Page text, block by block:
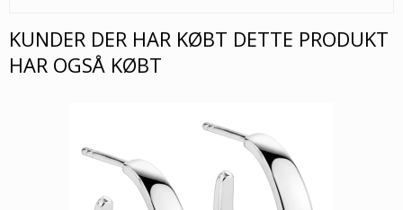
KUNDER DER HAR KØBT DETTE PRODUKT
HAR OGSÅ KØBT